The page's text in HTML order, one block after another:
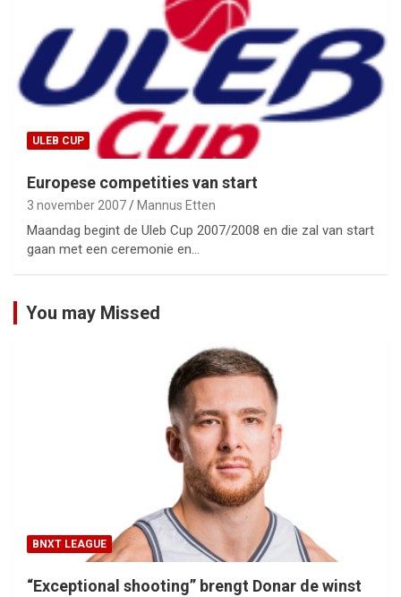
ULEB CUP
Europese competities van start
3 november 2007 Mannus Etten
Maandag begint de Uleb Cup 2007/2008 en die zal van start
gaan met een ceremonie en…
You may Missed
BNXT LEAGUE
“Exceptional shooting” brengt Donar de winst